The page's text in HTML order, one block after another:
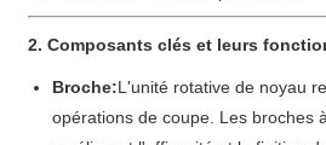
2. Composants clés et leurs
Broche:L'unité rotative de noyau
opérations de coupe. Les broches